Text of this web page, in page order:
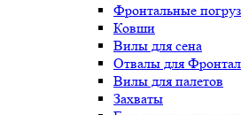
Фронтальные
Ковши
Вилы для сена
Отвалы для
Вилы для палетов
Захваты